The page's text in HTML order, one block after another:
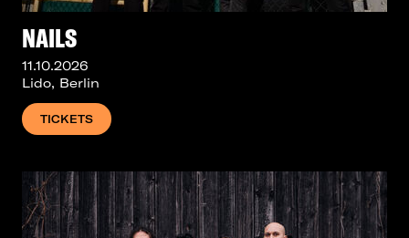
NAILS
11.10.2026
Lido, Berlin
TICKETS